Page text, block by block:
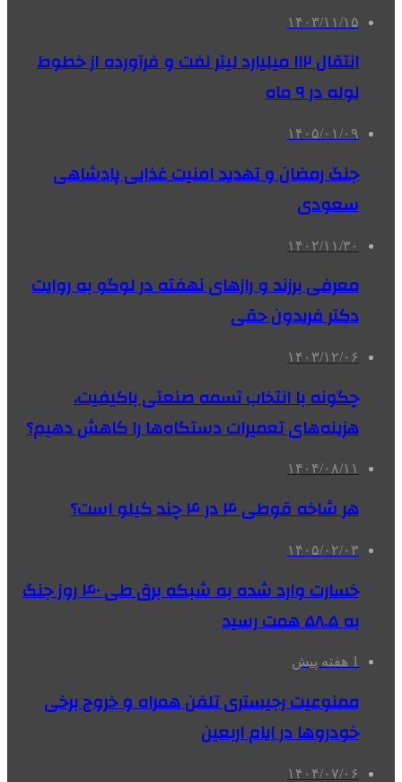
۱۴۰۳/۱۱/۱۵
انتقال ۱۱۲ میلیارد لیتر نفت و فرآورده از خطوط
لوله در ۹ ماه
۱۴۰۵/۰۱/۰۹
جنگ رمضان و تهدید امنیت غذایی پادشاهی
سعودی
۱۴۰۲/۱۱/۳۰
معرفی برزند و رازهای نهفته در لوگو به روایت
دکتر فریدون حقی
۱۴۰۳/۱۲/۰۶
چگونه با انتخاب تسمه صنعتی باکیفیت،
هزینه‌های تعمیرات دستگاه‌ها را کاهش دهیم؟
۱۴۰۴/۰۸/۱۱
هر شاخه قوطی ۴ در ۴ چند کیلو است؟
۱۴۰۵/۰۲/۰۳
خسارت وارد شده به شبکه برق طی ۴۰ روز جنگ
به ۵۸.۵ همت رسید
1 هفته پیش
ممنوعیت رجیستری تلفن همراه و خروج برخی
خودروها در ایام اربعین
۱۴۰۴/۰۷/۰۶